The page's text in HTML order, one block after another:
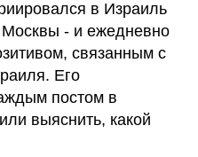
в Израиль
Москвы - и ежедневно
связанным с
Его
постом в
выяснить, какой